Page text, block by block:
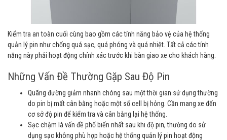
Kiểm tra an toàn cuối cùng bao gồm các tính năng bảo vệ của hệ thống
quản lý pin như chống quá sạc, quá phóng và quá nhiệt. Tất cả các tính
năng này phải hoạt động chính xác trước khi bàn giao xe cho khách hàng.
Những Vấn Đề Thường Gặp Sau Độ Pin
Quãng đường giảm nhanh chóng sau một thời gian sử dụng thường
do pin bị mất cân bằng hoặc một số cell bị hỏng. Cần mang xe đến
cơ sở độ pin để kiểm tra và cân bằng lại hệ thống.
Sạc chậm là vấn đề phổ biến nhất sau khi độ pin, thường do sử
dụng sạc không phù hợp hoặc hệ thống quản lý pin hoạt động